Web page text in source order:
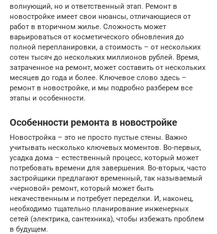
волнующий, но и ответственный этап. Ремонт в
новостройке имеет свои нюансы, отличающиеся от
работ в вторичном жилье. Сложность может
варьироваться от косметического обновления до
полной перепланировки, а стоимость – от нескольких
сотен тысяч до нескольких миллионов рублей. Время,
затраченное на ремонт, может составить от нескольких
месяцев до года и более. Ключевое слово здесь –
ремонт в новостройке, и мы подробно разберем все
этапы и особенности.
Особенности ремонта в новостройке
Новостройка – это не просто пустые стены. Важно
учитывать несколько ключевых моментов. Во-первых,
усадка дома – естественный процесс, который может
потребовать времени для завершения. Во-вторых, часто
застройщики предлагают временный, так называемый
«черновой» ремонт, который может быть
некачественным и потребует переделки. И, наконец,
необходимо тщательно планирование инженерных
сетей (электрика, сантехника), чтобы избежать проблем
в будущем.